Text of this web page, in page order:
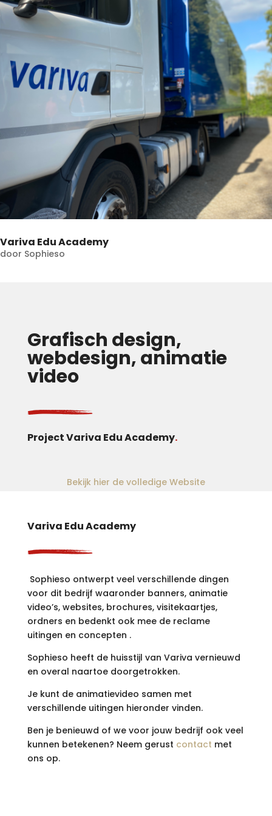
Variva Edu Academy
door Sophieso
Grafisch design,
webdesign, animatie
video
Project Variva Edu Academy.
Bekijk hier de volledige Website
Variva Edu Academy
Sophieso ontwerpt veel verschillende dingen
voor dit bedrijf waaronder banners, animatie
video’s, websites, brochures, visitekaartjes,
ordners en bedenkt ook mee de reclame
uitingen en concepten .
Sophieso heeft de huisstijl van Variva vernieuwd
en overal naartoe doorgetrokken.
Je kunt de animatievideo samen met
verschillende uitingen hieronder vinden.
Ben je benieuwd of we voor jouw bedrijf ook veel
kunnen betekenen? Neem gerust contact met
ons op.